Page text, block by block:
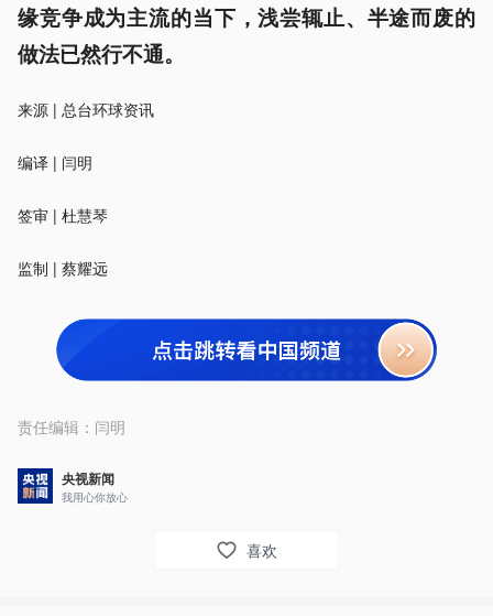
缘竞争成为主流的当下，浅尝辄止、半途而废的
做法已然行不通。
来源 | 总台环球资讯
编译 | 闫明
签审 | 杜慧琴
监制 | 蔡耀远
责任编辑： 闫明
央视新闻
我用心你放心
喜欢